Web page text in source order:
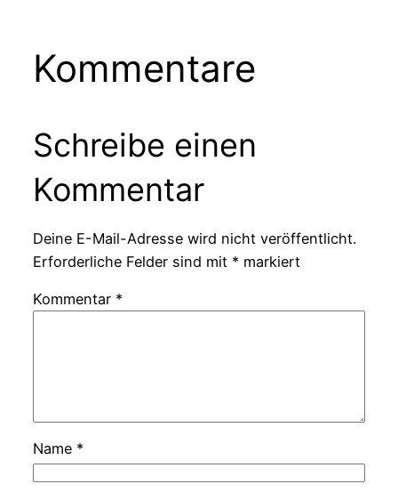
Kommentare
Schreibe einen
Kommentar
Deine E-Mail-Adresse wird nicht veröffentlicht.
Erforderliche Felder sind mit * markiert
Kommentar *
Name *